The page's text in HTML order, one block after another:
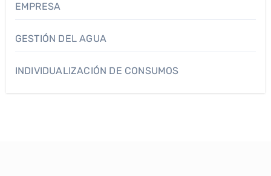
EMPRESA
GESTIÓN DEL AGUA
INDIVIDUALIZACIÓN DE CONSUMOS